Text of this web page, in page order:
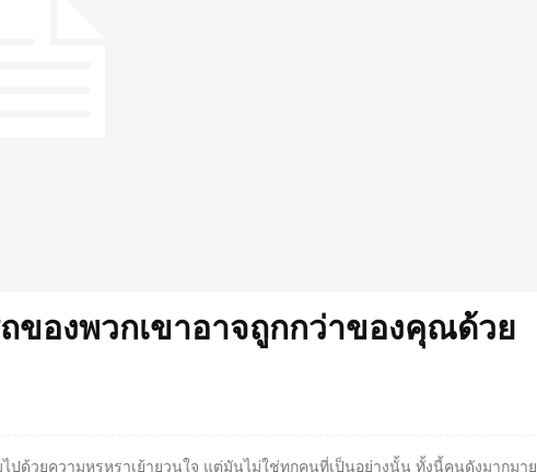
ของพวกเขาอาจถูกกว่าของคุณด้วย
ด้วยความหรูหราเย้ายวนใจ แต่มันไม่ใช่ทุกคนที่เป็นอย่างนั้น ทั้งนี้คนดังมากมาย